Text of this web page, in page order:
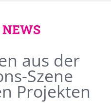
aus der
Szene
Projekten